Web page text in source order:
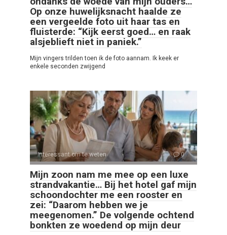
Op onze huwelijksnacht haalde ze
een vergeelde foto uit haar tas en
fluisterde: “Kijk eerst goed… en raak
alsjeblieft niet in paniek.”
Mijn vingers trilden toen ik de foto aannam. Ik keek er
enkele seconden zwijgend
Interessant om te weten 0
Mijn zoon nam me mee op een luxe
strandvakantie… Bij het hotel gaf mijn
schoondochter me een rooster en
zei: “Daarom hebben we je
meegenomen.” De volgende ochtend
bonkten ze woedend op mijn deur